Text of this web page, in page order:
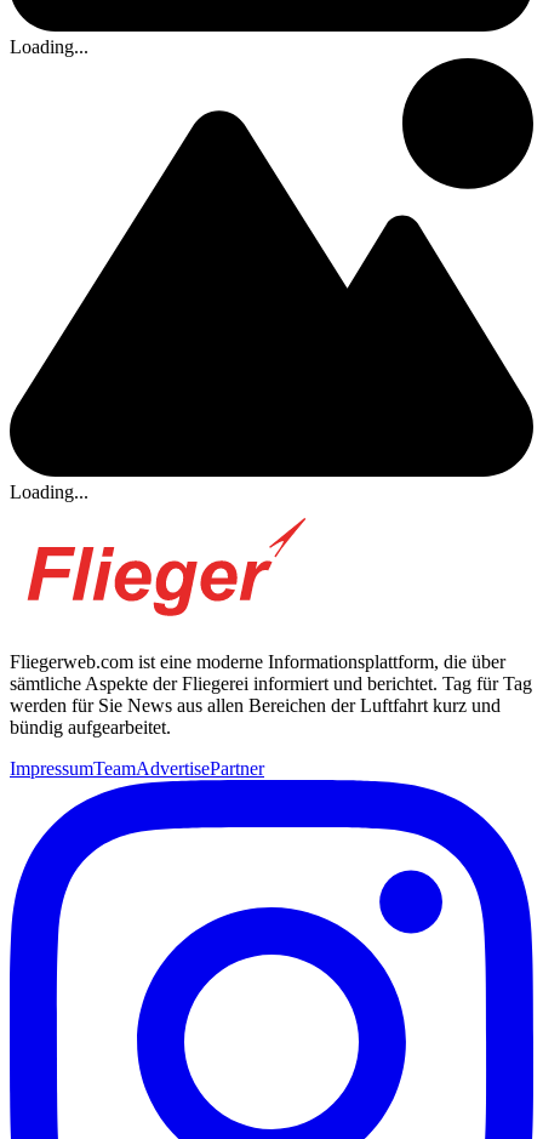
Loading...
Loading...
Fliegerweb.com ist eine moderne Informationsplattform, die über
sämtliche Aspekte der Fliegerei informiert und berichtet. Tag für Tag
werden für Sie News aus allen Bereichen der Luftfahrt kurz und
bündig aufgearbeitet.
ImpressumTeamAdvertisePartner